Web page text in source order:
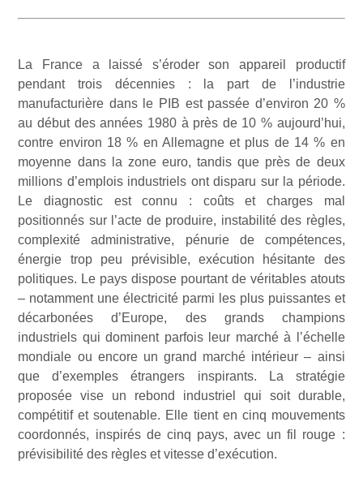
La France a laissé s’éroder son appareil productif
pendant trois décennies : la part de l’industrie
manufacturière dans le PIB est passée d’environ 20 %
au début des années 1980 à près de 10 % aujourd’hui,
contre environ 18 % en Allemagne et plus de 14 % en
moyenne dans la zone euro, tandis que près de deux
millions d’emplois industriels ont disparu sur la période.
Le diagnostic est connu : coûts et charges mal
positionnés sur l’acte de produire, instabilité des règles,
complexité administrative, pénurie de compétences,
énergie trop peu prévisible, exécution hésitante des
politiques. Le pays dispose pourtant de véritables atouts
– notamment une électricité parmi les plus puissantes et
décarbonées d’Europe, des grands champions
industriels qui dominent parfois leur marché à l’échelle
mondiale ou encore un grand marché intérieur – ainsi
que d’exemples étrangers inspirants. La stratégie
proposée vise un rebond industriel qui soit durable,
compétitif et soutenable. Elle tient en cinq mouvements
coordonnés, inspirés de cinq pays, avec un fil rouge :
prévisibilité des règles et vitesse d’exécution.